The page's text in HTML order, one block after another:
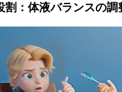
割：体液バランスの調